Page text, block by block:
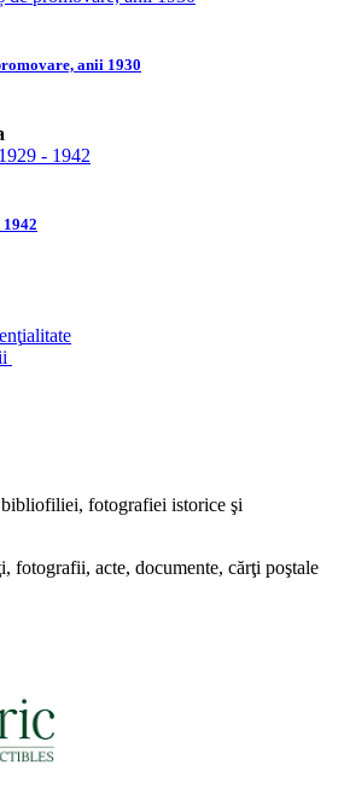
anii 1930
ialitate
fotografiei istorice şi
fotografii, acte, documente, cărţi poştale